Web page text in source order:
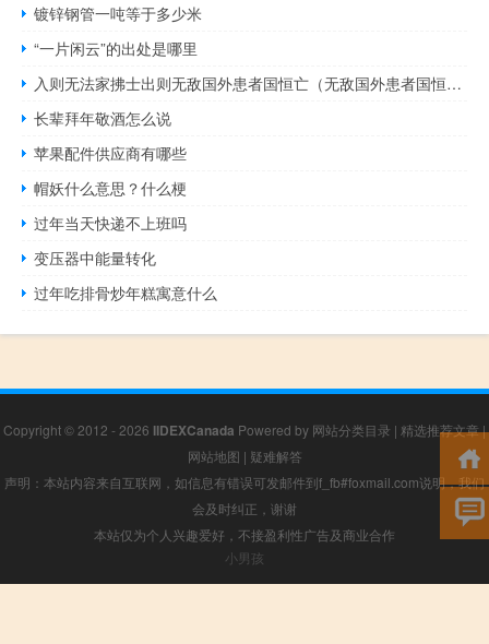
镀锌钢管一吨等于多少米
“一片闲云”的出处是哪里
入则无法家拂士出则无敌国外患者国恒亡（无敌国外患者国恒亡）
长辈拜年敬酒怎么说
苹果配件供应商有哪些
帽妖什么意思？什么梗
过年当天快递不上班吗
变压器中能量转化
过年吃排骨炒年糕寓意什么
Copyright © 2012 - 2026 IIDEXCanada Powered by 网站分类目录 | 精选推荐文章|
网站地图 | 疑难解答
声明：本站内容来自互联网，如信息有错误可发邮件到f_fb#foxmail.com说明，我们
会及时纠正，谢谢
本站仅为个人兴趣爱好，不接盈利性广告及商业合作
小男孩